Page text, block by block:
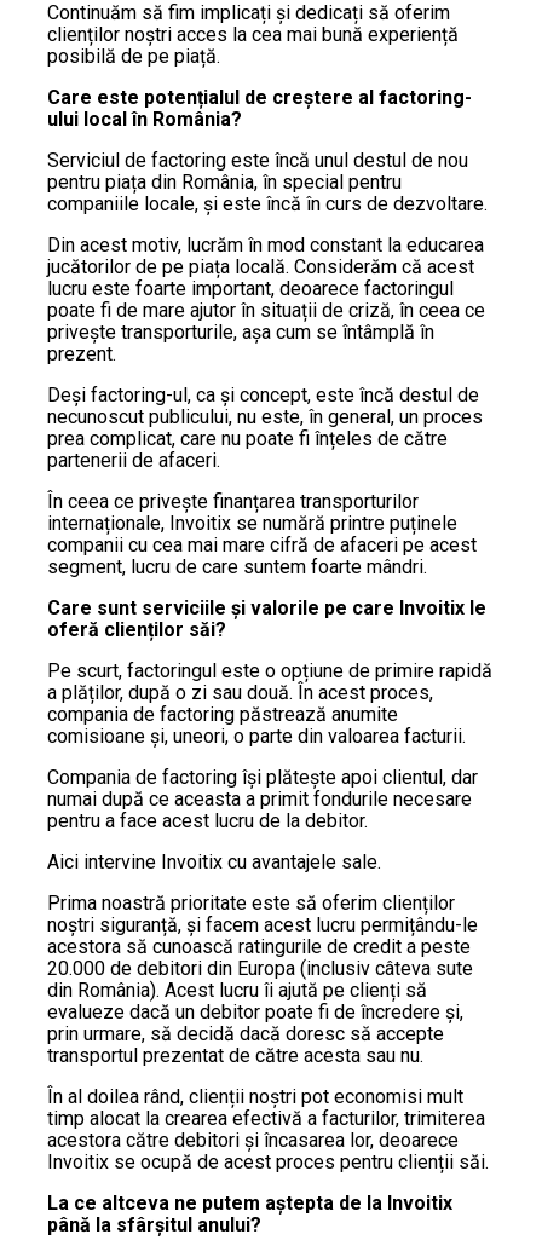
Continuăm să fim implicați și dedicați să oferim
clienților noștri acces la cea mai bună experiență
posibilă de pe piață.
Care este potențialul de creștere al factoring-
ului local în România?
Serviciul de factoring este încă unul destul de nou
pentru piața din România, în special pentru
companiile locale, și este încă în curs de dezvoltare.
Din acest motiv, lucrăm în mod constant la educarea
jucătorilor de pe piața locală. Considerăm că acest
lucru este foarte important, deoarece factoringul
poate fi de mare ajutor în situații de criză, în ceea ce
privește transporturile, așa cum se întâmplă în
prezent.
Deși factoring-ul, ca și concept, este încă destul de
necunoscut publicului, nu este, în general, un proces
prea complicat, care nu poate fi înțeles de către
partenerii de afaceri.
În ceea ce privește finanțarea transporturilor
internaționale, Invoitix se numără printre puținele
companii cu cea mai mare cifră de afaceri pe acest
segment, lucru de care suntem foarte mândri.
Care sunt serviciile și valorile pe care Invoitix le
oferă clienților săi?
Pe scurt, factoringul este o opțiune de primire rapidă
a plăților, după o zi sau două. În acest proces,
compania de factoring păstrează anumite
comisioane și, uneori, o parte din valoarea facturii.
Compania de factoring își plătește apoi clientul, dar
numai după ce aceasta a primit fondurile necesare
pentru a face acest lucru de la debitor.
Aici intervine Invoitix cu avantajele sale.
Prima noastră prioritate este să oferim clienților
noștri siguranță, și facem acest lucru permițându-le
acestora să cunoască ratingurile de credit a peste
20.000 de debitori din Europa (inclusiv câteva sute
din România). Acest lucru îi ajută pe clienți să
evalueze dacă un debitor poate fi de încredere și,
prin urmare, să decidă dacă doresc să accepte
transportul prezentat de către acesta sau nu.
În al doilea rând, clienții noștri pot economisi mult
timp alocat la crearea efectivă a facturilor, trimiterea
acestora către debitori și încasarea lor, deoarece
Invoitix se ocupă de acest proces pentru clienții săi.
La ce altceva ne putem aștepta de la Invoitix
până la sfârșitul anului?